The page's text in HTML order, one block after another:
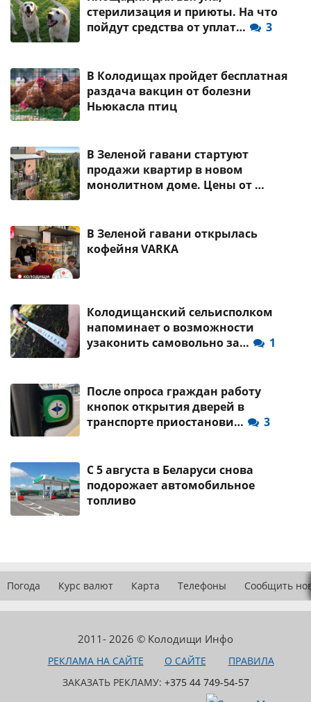
стерилизация и приюты. На что
пойдут средства от уплат…
3
В Колодищах пройдет бесплатная
раздача вакцин от болезни
Ньюкасла птиц
В Зеленой гавани стартуют
продажи квартир в новом
монолитном доме. Цены от …
В Зеленой гавани открылась
кофейня VARKA
Колодищанский сельисполком
напоминает о возможности
узаконить самовольно за…
1
После опроса граждан работу
кнопок открытия дверей в
транспорте приостанови…
3
С 5 августа в Беларуси снова
подорожает автомобильное
топливо
Погода Курс валют Карта Телефоны Сообщить
2011- 2026 © Колодищи Инфо
РЕКЛАМА НА САЙТЕ О САЙТЕ
ПРАВИЛА
ЗАКАЗАТЬ РЕКЛАМУ: +375 44 749-54-57